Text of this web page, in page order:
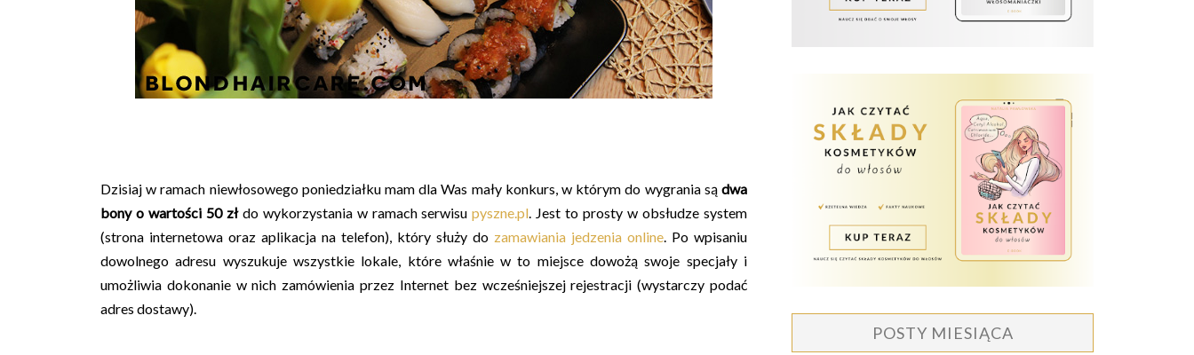
Dzisiaj w ramach niewłosowego poniedziałku mam dla Was mały konkurs, w którym do wygrania są dwa
bony o wartości 50 złdo wykorzystania w ramach serwisupyszne.pl. Jest to prosty w obsłudze system
(strona internetowa oraz aplikacja na telefon), który służy do zamawiania jedzenia online. Po wpisaniu
dowolnego adresu wyszukuje wszystkie lokale, które właśnie w to miejsce dowożą swoje specjały i
umożliwia dokonanie w nich zamówienia przez Internet bez wcześniejszej rejestracji (wystarczy podać
adres dostawy).
POSTY MIESIĄCA